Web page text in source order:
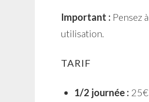
Important : Pensez à
utilisation.
TARIF
1/2 journée : 25€